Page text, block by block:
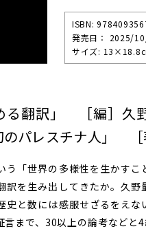
ISBN:
発売⽇： 2025/
サイズ:
る翻訳」 ［編］久
のパレスチナ人」
「世界の多様性を生かすこ
訳を生み出してきたか。久
史と数には感服せざるをえ
まで、30以上の論考などと4